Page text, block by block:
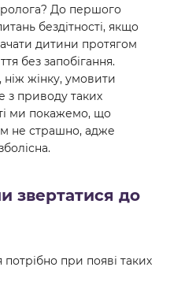
До першого
бездітності, якщо
дитини протягом
без запобігання.
ніж жінку, умовити
з приводу таких
ми покажемо, що
не страшно, адже
звертатися до
при появі таких